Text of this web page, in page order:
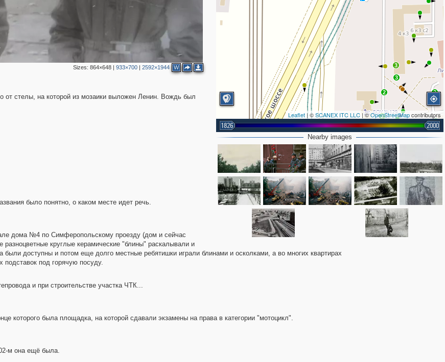
Sizes: 864×648| 933×700| 2592×1944 W
от стелы, на которой из мозаики выложен Ленин. Вождь был
2
2
3
3
2
2
Leaflet | ©SCANEX ITC LLC | ©OpenStreetMapcontributors
1826 2000
Nearby images
было понятно, о каком месте идет речь.
дома №4 по Симферопольскому проезду (дом и сейчас
круглые керамические "блины" раскалывали и
доступны и потом еще долго местные ребятишки играли блинами и осколками, а во многих квартирах
подставок под горячую посуду.
и при строительстве участка ЧТК...
которого была площадка, на которой сдавали экзамены на права в категории "мотоцикл".
м она ещё была.